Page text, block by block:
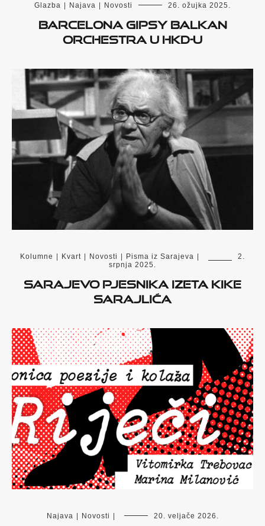
Glazba | Najava | Novosti 26. ožujka 2025.
BARCELONA GIPSY BALKAN
ORCHESTRA U HKD-U
Kolumne | Kvart | Novosti | Pisma iz Sarajeva |
2.
srpnja 2025.
Sarajevo pjesnika Izeta Kike
Sarajlića
Najava | Novosti | 20. veljače 2026.